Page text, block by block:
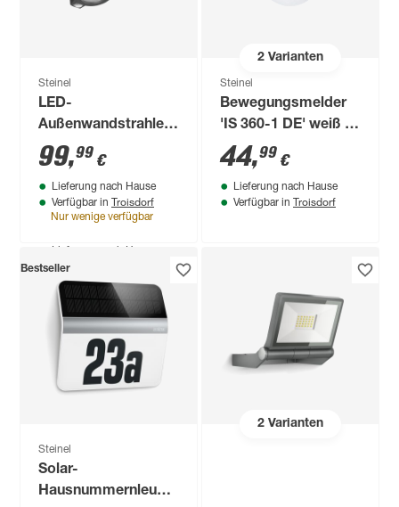
42,6 W 4200 lm
Verfügbar in
Nur wenige verfügbar
Steinel
LED-
Außenwandstrahler
'Spot DUO Sensor'
mit
Bewegungssensor
14,95 W 1024 lm
99,99 €
Lieferung nach Hause
Verfügbar in Troisdorf
Nur wenige verfügbar
2Varianten
Steinel
Bewegungsmelder
'IS 360-1 DE' weiß Ø
7,8 x 8,9 cm
44,99 €
Lieferung nach Hause
Verfügbar in Troisdorf
Bestseller
Steinel
Solar-
Hausnummernleuchte
2Varianten